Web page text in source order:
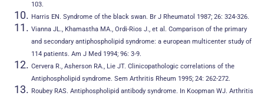
103.
Harris EN. Syndrome of the black swan. Br J Rheumatol 1987; 26: 324-326.
Vianna JL., Khamastha MA., Ordi-Rios J., et al. Comparison of the primary
and secondary antiphospholipid syndrome: a european multicenter study of
114 patients. Am J Med 1994; 96: 3-9.
Cervera R., Asherson RA., Lie JT. Clinicopathologic correlations of the
Antiphospholipid syndrome. Sem Arthritis Rheum 1995; 24: 262-272.
Roubey RAS. Antiphospholipid antibody syndrome. In Koopman WJ. Arthritis